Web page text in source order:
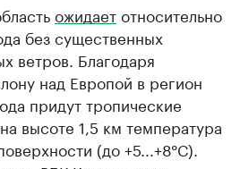
ожидаетотносительно
без существенных
ветров. Благодаря
над Европой в регион
придут тропические
высоте 1,5 км температура
(до +5...+8°С).